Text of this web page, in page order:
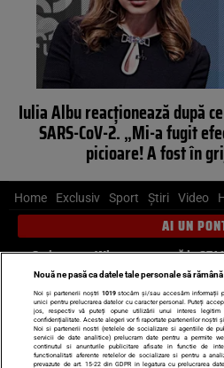
Iulia Albu reacționează după
SARS-CoV-2. „Mi-a fugit
picioare! A fost în
Home Exclusiv Sport Știri Video
AI UN
Scrie-ne pe Whatsapp, sună la
Știri interne Știri
Ultimele stiri
Diete Insula Iubirii
Nouă ne pasă ca datele tale personale să
Noi și partenerii noștri 1019stocăm și/sau accesăm informații
unici pentru prelucrarea datelor cu caracter personal. Puteți
jos, respectiv vă puteți opune utilizării unui interes
confidențialitate. Aceste alegeri vor fi raportate partenerilor noștri
Noi si partenerii nostri (retelele de socializare si agentiile de
servicii de date analitice) prelucram date pentru a permite
continutul si anunturile publicitare afisate in functie de
functionalitati aferente retelelor de socializare si pentru a
prevazute de art. 15-22 din GDPR in legatura cu prelucrarea